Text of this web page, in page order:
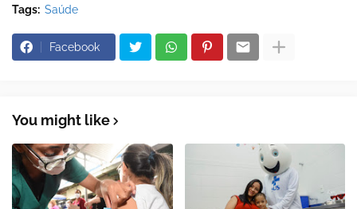
Tags: Saúde
Facebook
You might like